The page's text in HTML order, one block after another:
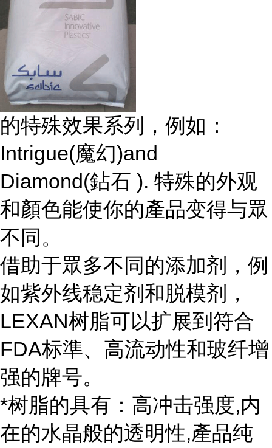
的特殊效果系列，例如：
Intrigue(魔幻)and
Diamond(鉆石 ). 特殊的外观
和顏色能使你的產品变得与眾
不同。
借助于眾多不同的添加剂，例
如紫外线稳定剂和脱模剂，
LEXAN树脂可以扩展到符合
FDA标準、高流动性和玻纤增
强的牌号。
*树脂的具有：高冲击强度,内
在的水晶般的透明性,產品纯